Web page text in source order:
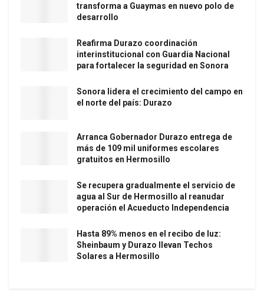
transforma a Guaymas en nuevo polo de
desarrollo
Reafirma Durazo coordinación
interinstitucional con Guardia Nacional
para fortalecer la seguridad en Sonora
Sonora lidera el crecimiento del campo en
el norte del país: Durazo
Arranca Gobernador Durazo entrega de
más de 109 mil uniformes escolares
gratuitos en Hermosillo
Se recupera gradualmente el servicio de
agua al Sur de Hermosillo al reanudar
operación el Acueducto Independencia
Hasta 89% menos en el recibo de luz:
Sheinbaum y Durazo llevan Techos
Solares a Hermosillo